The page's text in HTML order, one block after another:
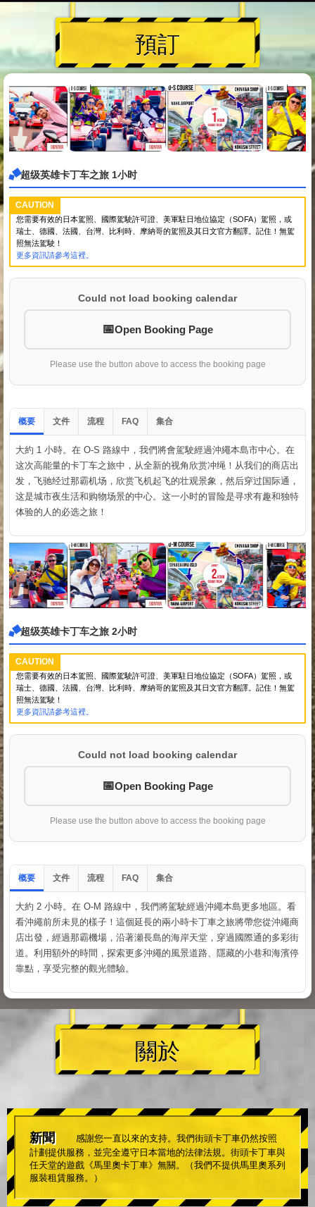
預訂
超级英雄卡丁车之旅 1小时
CAUTION
您需要有效的日本駕照、國際駕駛許可證、美軍駐日地位協定（SOFA）駕照，或
瑞士、德國、法國、台灣、比利時、摩納哥的駕照及其日文官方翻譯。記住！無駕
照無法駕駛！
更多資訊請參考這裡。
Could not load booking calendar
Open Booking Page
Please use the button above to access the booking page
概要 文件 流程 FAQ 集合
大約 1 小時。在 O-S 路線中，我們將會駕駛經過沖繩本島市中心。在
这次高能量的卡丁车之旅中，从全新的视角欣赏冲绳！从我们的商店出
发，飞驰经过那霸机场，欣赏飞机起飞的壮观景象，然后穿过国际通，
这是城市夜生活和购物场景的中心。这一小时的冒险是寻求有趣和独特
体验的人的必选之旅！
超级英雄卡丁车之旅 2小时
CAUTION
您需要有效的日本駕照、國際駕駛許可證、美軍駐日地位協定（SOFA）駕照，或
瑞士、德國、法國、台灣、比利時、摩納哥的駕照及其日文官方翻譯。記住！無駕
照無法駕駛！
更多資訊請參考這裡。
Could not load booking calendar
Open Booking Page
Please use the button above to access the booking page
概要 文件 流程 FAQ 集合
大約 2 小時。在 O-M 路線中，我們將駕駛經過沖繩本島更多地區。看
看沖繩前所未見的樣子！這個延長的兩小時卡丁車之旅將帶您從沖繩商
店出發，經過那霸機場，沿著瀬長島的海岸天堂，穿過國際通的多彩街
道。利用額外的時間，探索更多沖繩的風景道路、隱藏的小巷和海濱停
靠點，享受完整的觀光體驗。
關於
新聞
感謝您一直以來的支持。我們街頭卡丁車仍然按照
計劃提供服務，並完全遵守日本當地的法律法規。街頭卡丁車與
任天堂的遊戲《馬里奧卡丁車》無關。（我們不提供馬里奧系列
服裝租賃服務。）